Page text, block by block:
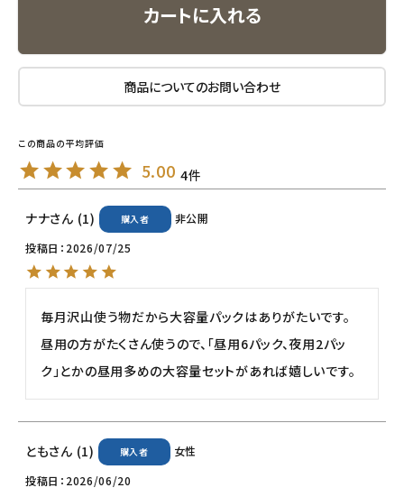
ご利用ガイド等
アカウント情報
ようこそ ゲスト 様
meeting_room ログイン person 会員登録
カートに入れる
商品についてのお問い合わせ
5.00 4
ナナ 1 購入者
非公開
投稿日
2026/07/25
毎月沢山使う物だから大容量パックはありがたいです。
昼用の方がたくさん使うので、「昼用6パック、夜用2パッ
ク」とかの昼用多めの大容量セットがあれば嬉しいです。
とも 1 購入者
女性
投稿日
2026/06/20